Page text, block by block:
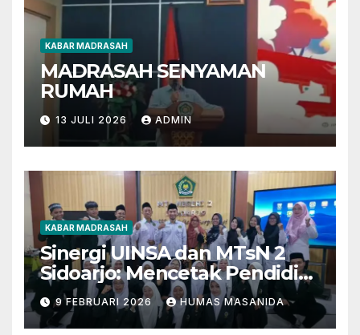
KABAR MADRASAH
MADRASAH SENYAMAN
RUMAH
13 JULI 2026 ADMIN
KABAR MADRASAH
Sinergi UINSA dan MTsN 2
Sidoarjo: Mencetak Pendidik
Berkarakter Menghadapi
Tantangan Zaman
9 FEBRUARI 2026 HUMAS MASANIDA